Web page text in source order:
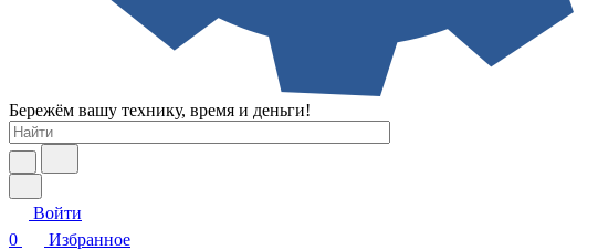
Бережём вашу технику, время и деньги!
Войти
0
Избранное